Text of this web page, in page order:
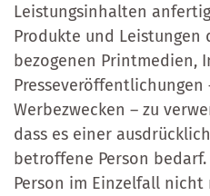
Leistungsinhalten
Produkte und Leistungen
bezogenen Printmedien,
Presseveröffentlichungen
Werbezwecken – zu
dass es einer
betroffene Person
Person im Einzelfall